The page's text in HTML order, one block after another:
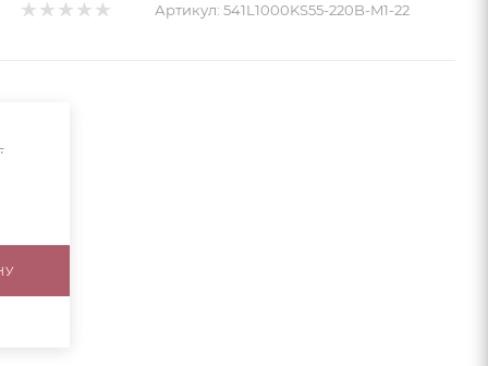
Артикул: 541L1000KS55-220B-M1-22